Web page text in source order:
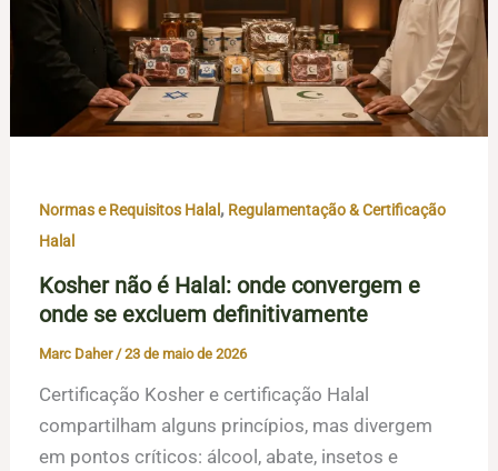
Normas e Requisitos Halal, Regulamentação & Certificação
Halal
Kosher não é Halal: onde convergem e
onde se excluem definitivamente
Marc Daher /23 de maio de 2026
Certificação Kosher e certificação Halal
compartilham alguns princípios, mas divergem
em pontos críticos: álcool, abate, insetos e